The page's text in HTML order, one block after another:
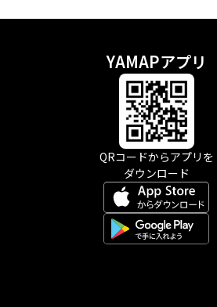
YAMAPアプリ
QRコードからアプリを
ダウンロード